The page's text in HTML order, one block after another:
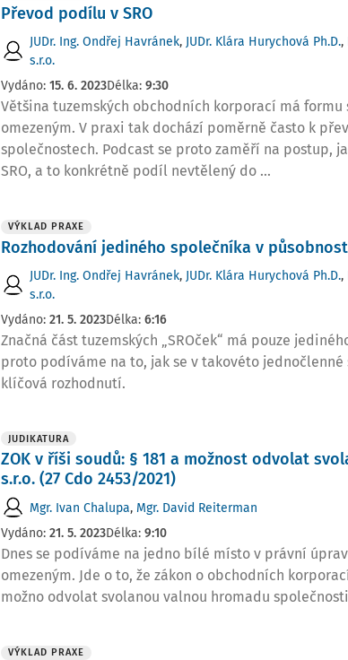
Převod podílu v SRO
JUDr. Ing. Ondřej Havránek, JUDr. Klára Hurychová Ph.D.,
s.r.o.
Vydáno: 15. 6. 2023Délka: 9:30
Většina tuzemských obchodních korporací má
omezeným. V praxi tak dochází poměrně často k
společnostech. Podcast se proto zaměří na postup,
SRO, a to konkrétně podíl nevtělený do ...
VÝKLAD PRAXE
Rozhodování jediného společníka v
JUDr. Ing. Ondřej Havránek, JUDr. Klára Hurychová Ph.D.,
s.r.o.
Vydáno: 21. 5. 2023Délka: 6:16
Značná část tuzemských „SROček“ má pouze
proto podíváme na to, jak se v takovéto
klíčová rozhodnutí.
JUDIKATURA
ZOK v říši soudů: § 181 a možnost odvolat
s.r.o. (27 Cdo 2453/2021)
Mgr. Ivan Chalupa, Mgr. David Reiterman
Vydáno: 21. 5. 2023Délka: 9:10
Dnes se podíváme na jedno bílé místo v právní
omezeným. Jde o to, že zákon o obchodních
možno odvolat svolanou valnou hromadu
VÝKLAD PRAXE